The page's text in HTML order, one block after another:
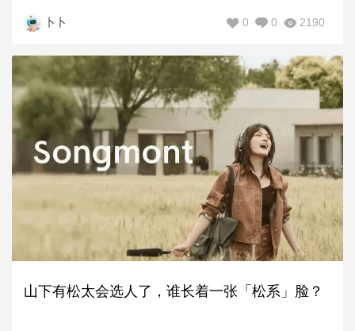
卜卜 2190
0
0
山下有松太会选人了，谁长着一张「松系」脸？